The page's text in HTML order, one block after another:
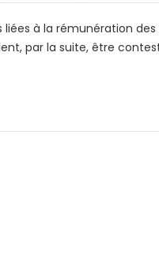
liées à la rémunération
par la suite, être